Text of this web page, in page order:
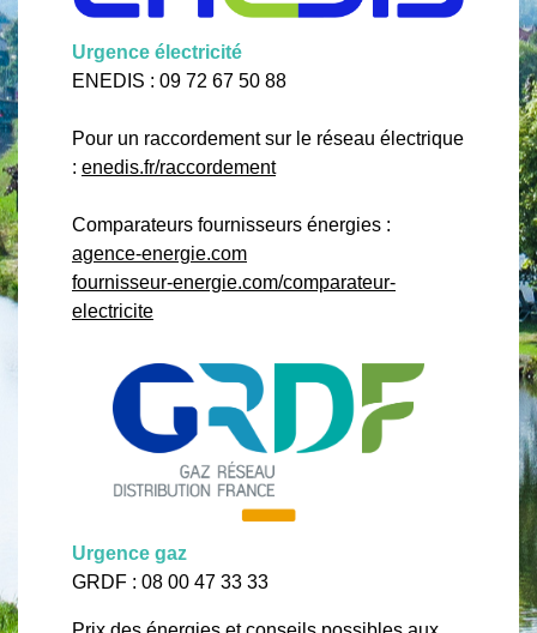
Urgence électricité
ENEDIS : 09 72 67 50 88
Pour un raccordement sur le réseau électrique
: enedis.fr/raccordement
Comparateurs fournisseurs énergies :
agence-energie.com
fournisseur-energie.com/comparateur-
electricite
Urgence gaz
GRDF : 08 00 47 33 33